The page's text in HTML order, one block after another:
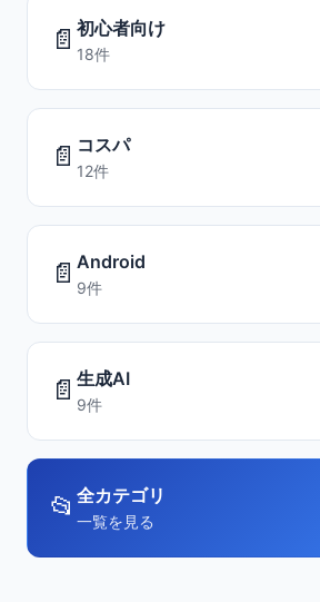
📄 初心者向け
18件
📄 コスパ
12件
📄 Android
9件
📄 生成AI
9件
📂 全カテゴリ
一覧を見る